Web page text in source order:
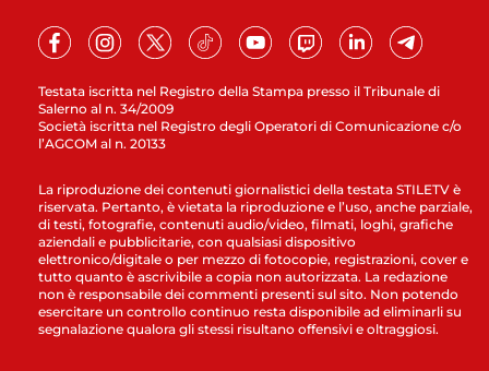
Testata iscritta nel Registro della Stampa presso il Tribunale di
Salerno al n. 34/2009
Società iscritta nel Registro degli Operatori di Comunicazione c/o
l’AGCOM al n. 20133
La riproduzione dei contenuti giornalistici della testata STILETV è
riservata. Pertanto, è vietata la riproduzione e l’uso, anche parziale,
di testi, fotografie, contenuti audio/video, filmati, loghi, grafiche
aziendali e pubblicitarie, con qualsiasi dispositivo
elettronico/digitale o per mezzo di fotocopie, registrazioni, cover e
tutto quanto è ascrivibile a copia non autorizzata. La redazione
non è responsabile dei commenti presenti sul sito. Non potendo
esercitare un controllo continuo resta disponibile ad eliminarli su
segnalazione qualora gli stessi risultano offensivi e oltraggiosi.